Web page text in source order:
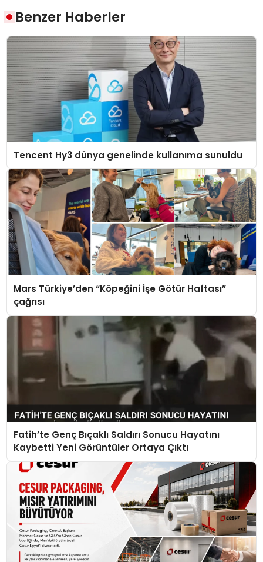
Benzer Haberler
Tencent Hy3 dünya genelinde kullanıma sunuldu
Mars Türkiye’den “Köpeğini İşe Götür Haftası”
çağrısı
Fatih’te Genç Bıçaklı Saldırı Sonucu Hayatını
Kaybetti Yeni Görüntüler Ortaya Çıktı